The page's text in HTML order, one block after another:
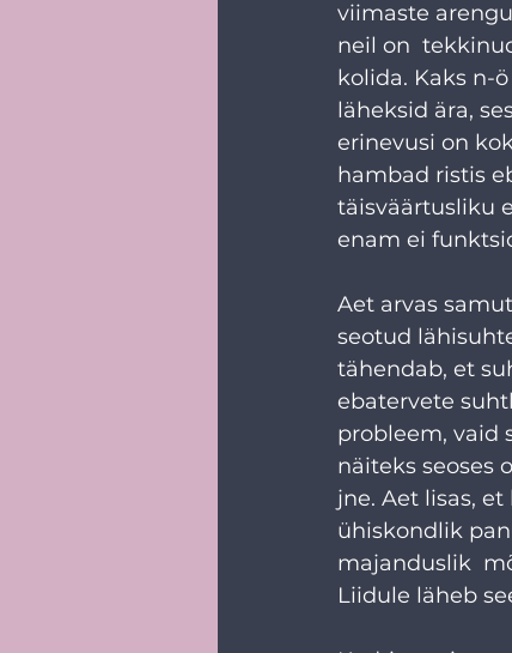
viimaste
neil on
kolida. Kaks n-
läheksid ära,
erinevusi on
hambad ristis
täisväärtusliku
enam ei
Aet arvas
seotud
tähendab, et
ebatervete
probleem, vaid
näiteks seoses
jne. Aet lisas,
ühiskondlik
majanduslik
Liidule läheb